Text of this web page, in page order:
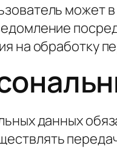
может
на обработку
данных